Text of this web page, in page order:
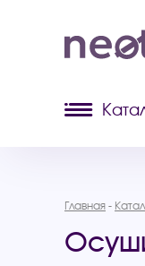
Главная